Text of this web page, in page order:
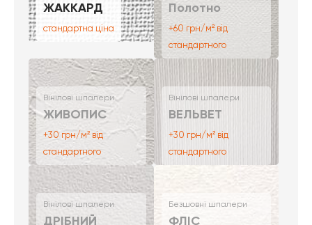
ЖАККАРД
стандартна ціна
Полотно
+60 грн/м² від
стандартного
Вінілові шпалери
ЖИВОПИС
+30 грн/м² від
стандартного
Вінілові шпалери
ВЕЛЬВЕТ
+30 грн/м² від
стандартного
Вінілові шпалери
ДРІБНИЙ
Безшовні шпалери
ФЛІС